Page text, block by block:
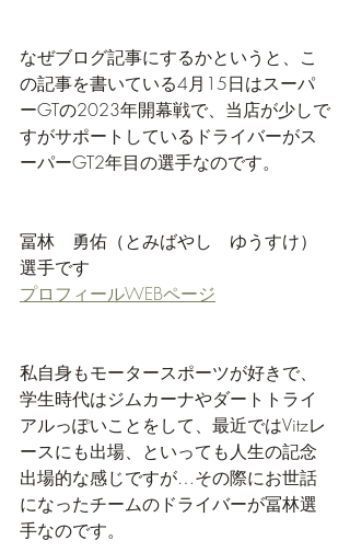
なぜブログ記事にするかというと、こ
の記事を書いている4月15日はスーパ
ーGTの2023年開幕戦で、当店が少しで
すがサポートしているドライバーがス
ーパーGT2年目の選手なのです。
冨林　勇佑（とみばやし　ゆうすけ）
選手です
プロフィールWEBページ
私自身もモータースポーツが好きで、
学生時代はジムカーナやダートトライ
アルっぽいことをして、最近ではVitzレ
ースにも出場、といっても人生の記念
出場的な感じですが…その際にお世話
になったチームのドライバーが冨林選
手なのです。